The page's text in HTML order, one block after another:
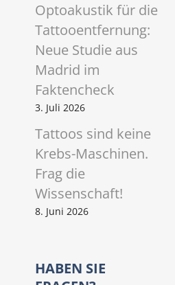
Optoakustik für die
Tattooentfernung:
Neue Studie aus
Madrid im
Faktencheck
3. Juli 2026
Tattoos sind keine
Krebs-Maschinen.
Frag die
Wissenschaft!
8. Juni 2026
HABEN SIE